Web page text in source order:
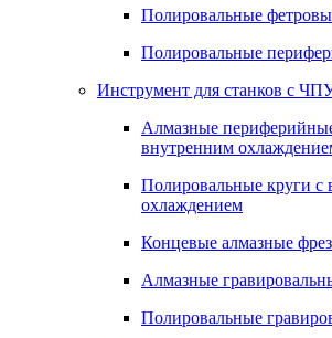
Полировальные
Полировальные
Инструмент для станков с
Алмазные
внутренним
Полировальные круги с
охлаждением
Концевые алмазные
Алмазные
Полировальные